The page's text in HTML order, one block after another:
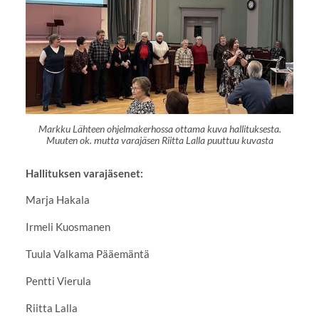
Markku Lähteen ohjelmakerhossa ottama kuva hallituksesta.
Muuten ok. mutta varajäsen Riitta Lalla puuttuu kuvasta
Hallituksen varajäsenet:
Marja Hakala
Irmeli Kuosmanen
Tuula Valkama Pääemäntä
Pentti Vierula
Riitta Lalla